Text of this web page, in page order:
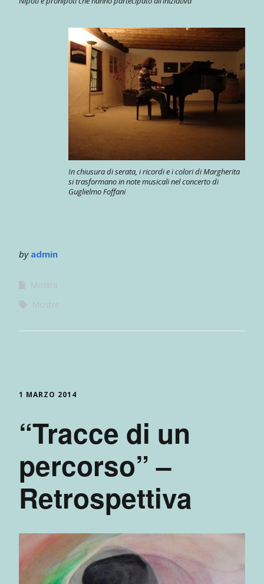
In chiusura di serata, i ricordi e i colori di Margherita
si trasformano in note musicali nel concerto di
Guglielmo Foffani
by admin
Mostra
Mostre
1 MARZO 2014
“Tracce di un
percorso” –
Retrospettiva